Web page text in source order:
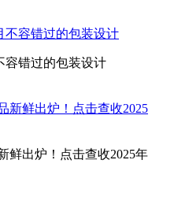
容错过的包装设计
鲜出炉！点击查收2025年